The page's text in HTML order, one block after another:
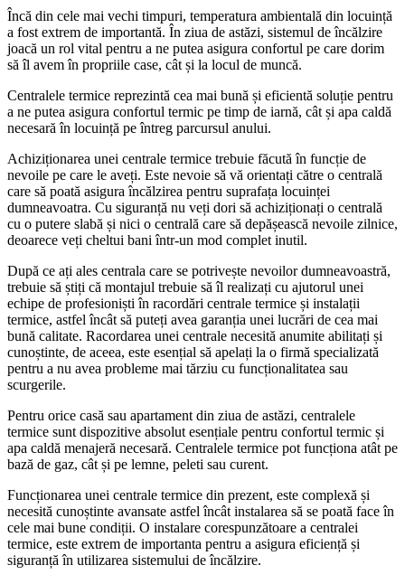
Încă din cele mai vechi timpuri, temperatura ambientală din locuință
a fost extrem de importantă. În ziua de astăzi, sistemul de încălzire
joacă un rol vital pentru a ne putea asigura confortul pe care dorim
să îl avem în propriile case, cât și la locul de muncă.
Centralele termice reprezintă cea mai bună și eficientă soluție pentru
a ne putea asigura confortul termic pe timp de iarnă, cât și apa caldă
necesară în locuință pe întreg parcursul anului.
Achiziționarea unei centrale termice trebuie făcută în funcție de
nevoile pe care le aveți. Este nevoie să vă orientați către o centrală
care să poată asigura încălzirea pentru suprafața locuinței
dumneavoatra. Cu siguranță nu veți dori să achiziționați o centrală
cu o putere slabă și nici o centrală care să depășească nevoile zilnice,
deoarece veți cheltui bani într-un mod complet inutil.
După ce ați ales centrala care se potrivește nevoilor dumneavoastră,
trebuie să știți că montajul trebuie să îl realizați cu ajutorul unei
echipe de profesioniști în racordări centrale termice și instalații
termice, astfel încât să puteți avea garanția unei lucrări de cea mai
bună calitate. Racordarea unei centrale necesită anumite abilitați și
cunoștinte, de aceea, este esențial să apelați la o firmă specializată
pentru a nu avea probleme mai tărziu cu funcționalitatea sau
scurgerile.
Pentru orice casă sau apartament din ziua de astăzi, centralele
termice sunt dispozitive absolut esențiale pentru confortul termic și
apa caldă menajeră necesară. Centralele termice pot funcționa atât pe
bază de gaz, cât și pe lemne, peleti sau curent.
Funcționarea unei centrale termice din prezent, este complexă și
necesită cunoștinte avansate astfel încât instalarea să se poată face în
cele mai bune condiții. O instalare corespunzătoare a centralei
termice, este extrem de importanta pentru a asigura eficiență și
siguranță în utilizarea sistemului de încălzire.